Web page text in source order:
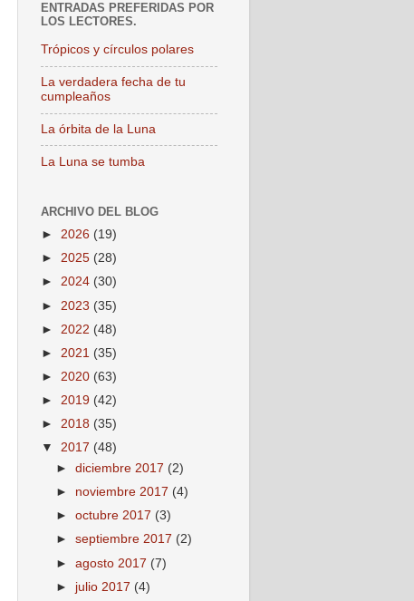
ENTRADAS PREFERIDAS POR
LOS LECTORES.
Trópicos y círculos polares
La verdadera fecha de tu
cumpleaños
La órbita de la Luna
La Luna se tumba
ARCHIVO DEL BLOG
► 2026 (19)
► 2025 (28)
► 2024 (30)
► 2023 (35)
► 2022 (48)
► 2021 (35)
► 2020 (63)
► 2019 (42)
► 2018 (35)
▼ 2017 (48)
►diciembre 2017 (2)
► noviembre 2017 (4)
►octubre 2017 (3)
►septiembre 2017 (2)
►agosto 2017 (7)
► julio 2017 (4)